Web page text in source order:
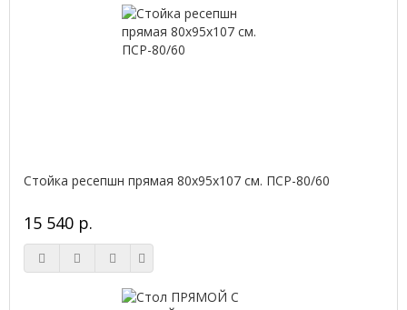
Стойка ресепшн прямая 80х95х107 см. ПСР-80/60
15 540 р.